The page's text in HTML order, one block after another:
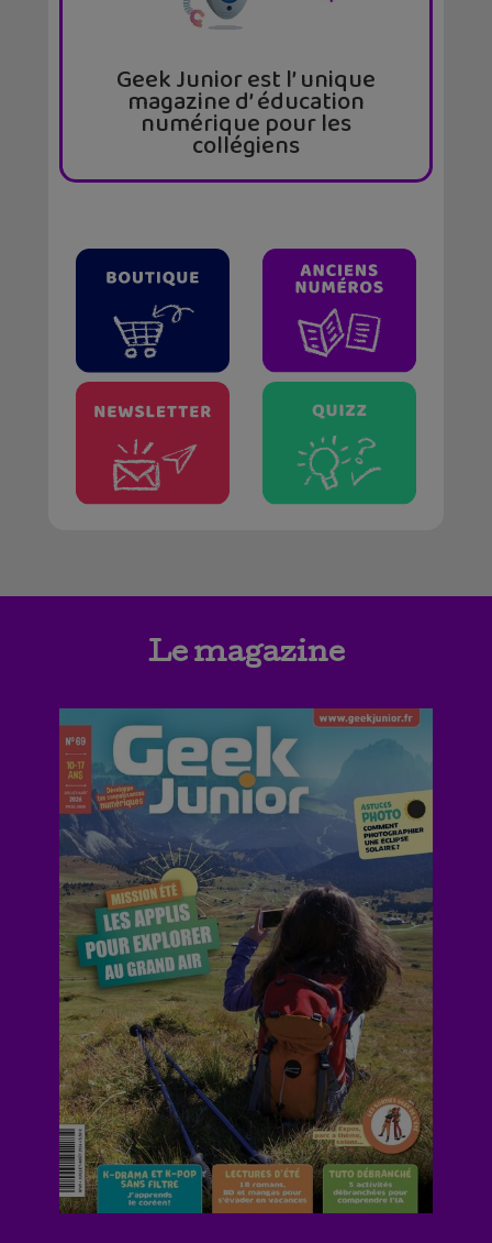
Geek Junior est l’ unique
magazine d’ éducation
numérique pour les
collégiens
Le magazine